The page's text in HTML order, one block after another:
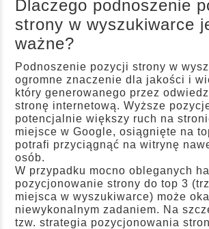
Dlaczego podnoszenie
strony w wyszukiwarce
ważne?
Podnoszenie pozycji strony w
ogromne znaczenie dla jakości i
który generowanego przez
stronę internetową. Wyższe
potencjalnie większy ruch na
miejsce w Google, osiągnięte na
potrafi przyciągnąć na witrynę
osób.
W przypadku mocno obleganych
pozycjonowanie strony do top 3
miejsca w wyszukiwarce) może
niewykonalnym zadaniem. Na
tzw.strategia pozycjonowania